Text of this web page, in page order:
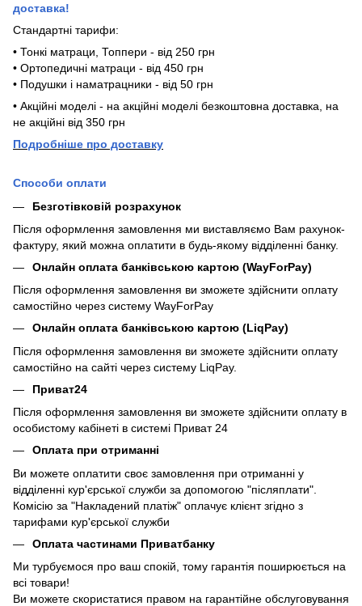
доставка!
Стандартні тарифи:
• Тонкі матраци, Топпери - від 250 грн
• Ортопедичні матраци - від 450 грн
• Подушки і наматрацники - від 50 грн
• Акційні моделі - на акційні моделі безкоштовна доставка, на
не акційні від 350 грн
Подробніше про доставку
Способи оплати
Безготівковій розрахунок
Після оформлення замовлення ми виставляємо Вам рахунок-
фактуру, який можна оплатити в будь-якому відділенні банку.
Онлайн оплата банківською картою (WayForPay)
Після оформлення замовлення ви зможете здійснити оплату
самостійно через систему WayForPay
Онлайн оплата банківською картою (LiqPay)
Після оформлення замовлення ви зможете здійснити оплату
самостійно на сайті через систему LiqPay.
Приват24
Після оформлення замовлення ви зможете здійснити оплату в
особистому кабінеті в системі Приват 24
Оплата при отриманні
Ви можете оплатити своє замовлення при отриманні у
відділенні кур'єрської служби за допомогою "післяплати".
Комісію за "Накладений платіж" оплачує клієнт згідно з
тарифами кур'єрської служби
Оплата частинами Приватбанку
Ми турбуємося про ваш спокій, тому гарантія поширюється на
всі товари!
Ви можете скористатися правом на гарантійне обслуговування